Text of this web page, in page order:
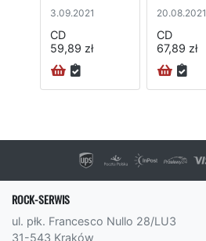
3.09.2021
CD
59,89 zł
20.08.2021
CD
67,89 zł
ROCK-SERWIS
ul. płk. Francesco Nullo 28/LU3
31-543 Kraków